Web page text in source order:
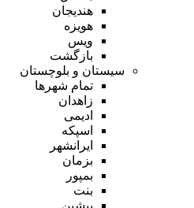
هندیجان
هویزه
ویس
بازگشت
سیستان و بلوچستان
تمام شهر‌ها
زاهدان
ادیمی
اسپکه
ایرانشهر
بزمان
بمپور
بنت
پیشین